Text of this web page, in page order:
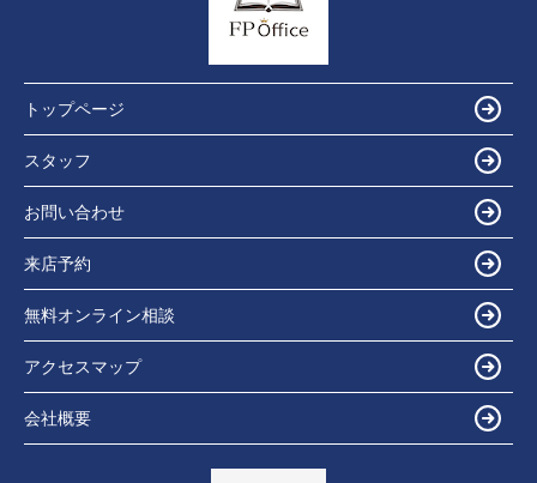
トップページ
スタッフ
お問い合わせ
来店予約
無料オンライン相談
アクセスマップ
会社概要